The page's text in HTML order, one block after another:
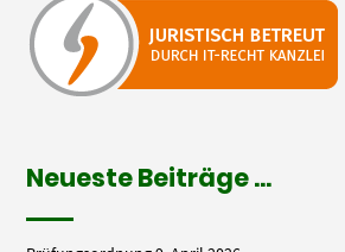
Neueste Beiträge …